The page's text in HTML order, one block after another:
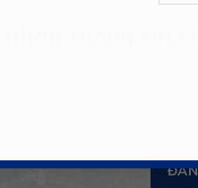
nhận thông tin